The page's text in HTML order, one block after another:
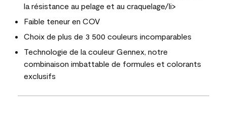
la résistance au pelage et au craquelage/li>
Faible teneur en COV
Choix de plus de 3 500 couleurs incomparables
Technologie de la couleur Gennex, notre
combinaison imbattable de formules et colorants
exclusifs